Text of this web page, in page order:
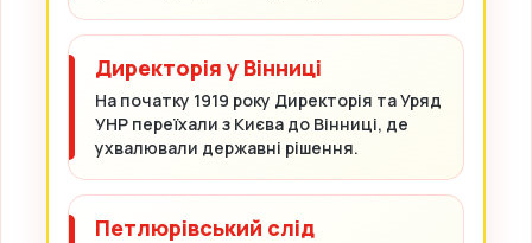
Директорія у Вінниці
На початку 1919 року Директорія та Уряд
УНР переїхали з Києва до Вінниці, де
ухвалювали державні рішення.
Петлюрівський слід